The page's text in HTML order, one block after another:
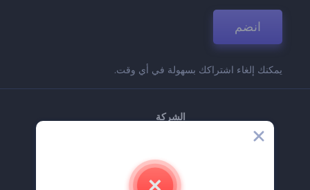
انضم
يمكنك إلغاء اشتراكك بسهولة في أي وقت.
الشركة
اتصل بنا
وظائف